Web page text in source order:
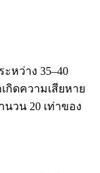
หว่าง 35–40
กิดความเสียหาย
วน 20 เท่าของ